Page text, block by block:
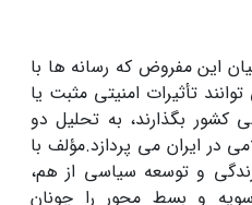
این مفروض که رسانه ‏ها با
تأثیرات امنیتی مثبت یا
بگذارند، به تحلیل دو
در ایران می‏ پردازد.مؤلف با
و توسعه سیاسی از هم،
و بسط محور را چونان